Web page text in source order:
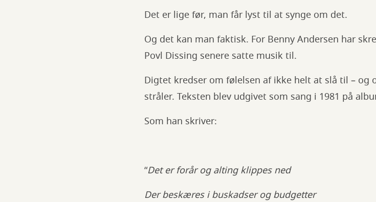
Det er lige før, man får lyst til at synge om det.
Og det kan man faktisk. For Benny Andersen har
Povl Dissing senere satte musik til.
Digtet kredser om følelsen af ikke helt at slå til –
stråler. Teksten blev udgivet som sang i 1981 på
Som han skriver:
“Det er forår og alting klippes ned
Der beskæres i buskadser og budgetter